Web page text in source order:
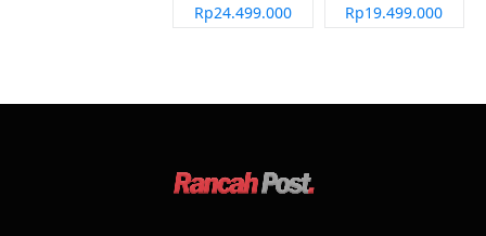
Rp24.499.000
Rp19.499.000